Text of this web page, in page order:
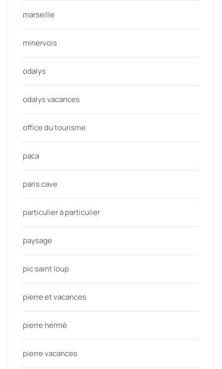
marseille
minervois
odalys
odalys vacances
office du tourisme
paca
paris cave
particulier à particulier
paysage
pic saint loup
pierre et vacances
pierre hermé
pierre vacances